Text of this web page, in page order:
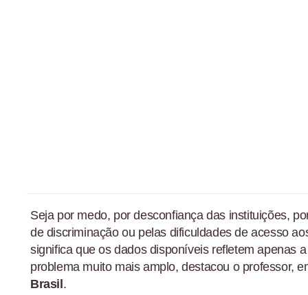
Seja por medo, por desconfiança das instituições,
de discriminação ou pelas dificuldades de acesso
significa que os dados disponíveis refletem apenas
problema muito mais amplo, destacou o professor,
Brasil .